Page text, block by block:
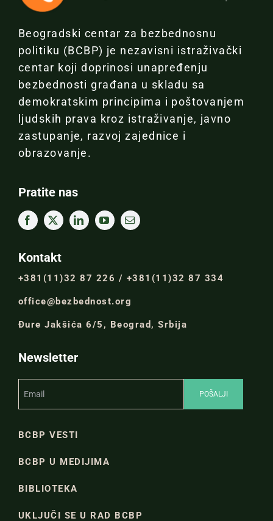
Beogradski centar za bezbednosnu
politiku (BCBP) je nezavisni istraživački
centar koji doprinosi unapređenju
bezbednosti građana u skladu sa
demokratskim principima i poštovanjem
ljudskih prava kroz istraživanje, javno
zastupanje, razvoj zajednice i
obrazovanje.
Pratite nas
Kontakt
+381(11)32 87 226 / +381(11)32 87 334
office@bezbednost.org
Đure Jakšića 6/5, Beograd, Srbija
Newsletter
BCBP VESTI
BCBP U MEDIJIMA
BIBLIOTEKA
UKLJUČI SE U RAD BCBP